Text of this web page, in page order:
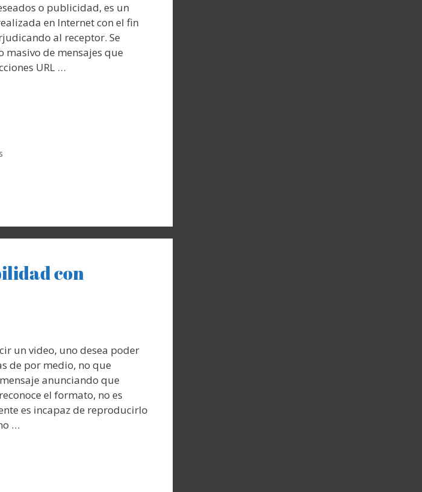
o publicidad, es un
en Internet con el fin
al receptor. Se
masivo de mensajes que
URL …
con
un video, uno desea poder
de por medio, no que
anunciando que
el formato, no es
es incapaz de reproducirlo
…